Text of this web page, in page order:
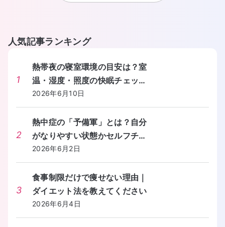
人気記事ランキング
1
熱帯夜の寝室環境の目安は？室
温・湿度・照度の快眠チェック
リストを教えてください。
2026年6月10日
2
熱中症の「予備軍」とは？自分
がなりやすい状態かセルフチェ
ックする方法を教えてくださ
い。
2026年6月2日
3
食事制限だけで痩せない理由｜
ダイエット法を教えてください
2026年6月4日